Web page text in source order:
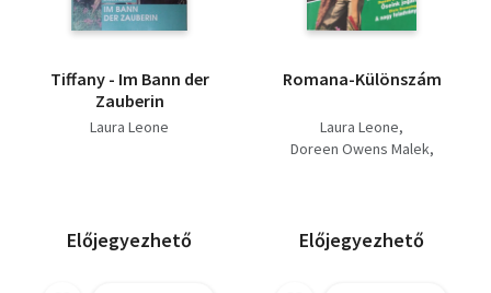
Tiffany - Im Bann der
Zauberin
Laura Leone
Előjegyezhető
Romana-Különszám
Laura Leone
Doreen Owens Malek
Előjegyezhető